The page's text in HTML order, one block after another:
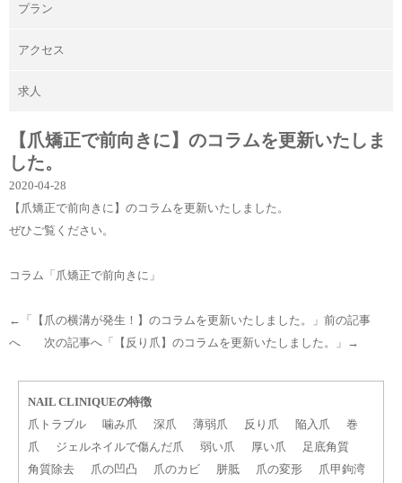
プラン
アクセス
求人
【爪矯正で前向きに】のコラムを更新いたしま
した。
2020-04-28
【爪矯正で前向きに】 のコラムを更新いたしました。
ぜひご覧ください。
コラム 「爪矯正で前向きに」
←「 【爪の横溝が発生！】のコラムを更新いたしました。
」前の記事
へ 次の記事へ「 【反り爪】のコラムを更新いたしました。 」→
NAIL CLINIQUEの特徴
爪トラブル
噛み爪 深爪 薄弱爪 反り爪 陥入爪
巻
爪
ジェルネイルで傷んだ爪 弱い爪 厚い爪
足底角質
角質除去
爪の凹凸 爪のカビ 胼胝 爪の変形
爪甲鉤湾